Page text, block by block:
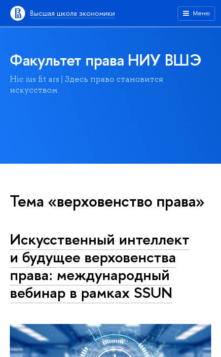
Высшая школа экономики Меню
Факультет права НИУ ВШЭ
Hic ius fit ars | Здесь право становится
искусством
Тема «верховенство права»
Искусственный интеллект
и будущее верховенства
права: международный
вебинар в рамках SSUN